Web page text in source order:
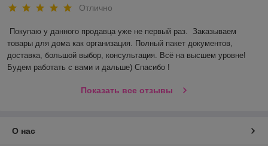
Отлично
Покупаю у данного продавца уже не первый раз.  Заказываем
товары для дома как организация. Полный пакет документов,
доставка, большой выбор, консультация. Всё на высшем уровне!
Будем работать с вами и дальше) Спасибо !
Показать все отзывы
О нас